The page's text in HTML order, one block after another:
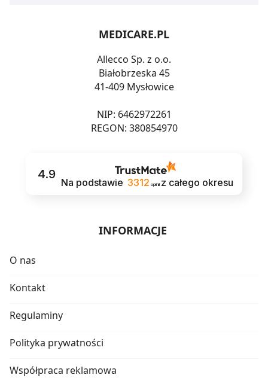
MEDICARE.PL
Allecco Sp. z o.o.
Białobrzeska 45
41-409 Mysłowice
NIP: 6462972261
REGON: 380854970
4.9
Na podstawie 3312 opinii z całego okresu
INFORMACJE
O nas
Kontakt
Regulaminy
Polityka prywatności
Współpraca reklamowa